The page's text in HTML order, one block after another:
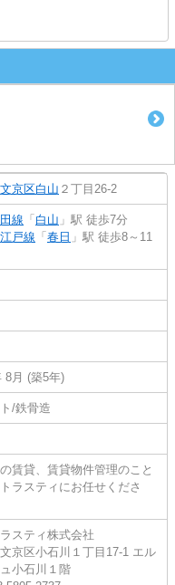
文京区白山 ２丁目26-2
線 「 白山 」駅 徒歩7分
戸線 「 春日 」駅 徒歩8～11
8月 (築5年)
/鉄骨造
賃貸、賃貸物件管理のこと
ラスティにお任せくださ
スティ株式会社
京区小石川１丁目17-1 エル
小石川１階